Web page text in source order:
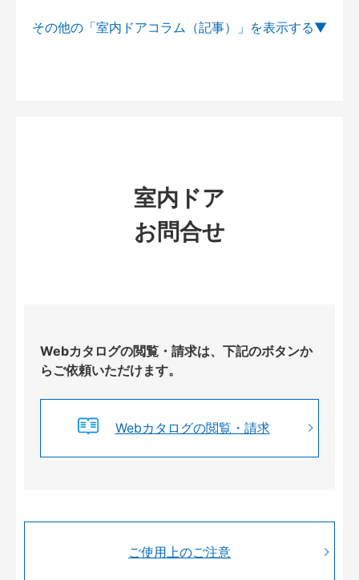
その他の「室内ドアコラム（記事）」を
室内ドア
お問合せ
Webカタログの閲覧・請求は、下記のボタンか
らご依頼いただけます。
Webカタログの閲覧・請求
ご使用上のご注意